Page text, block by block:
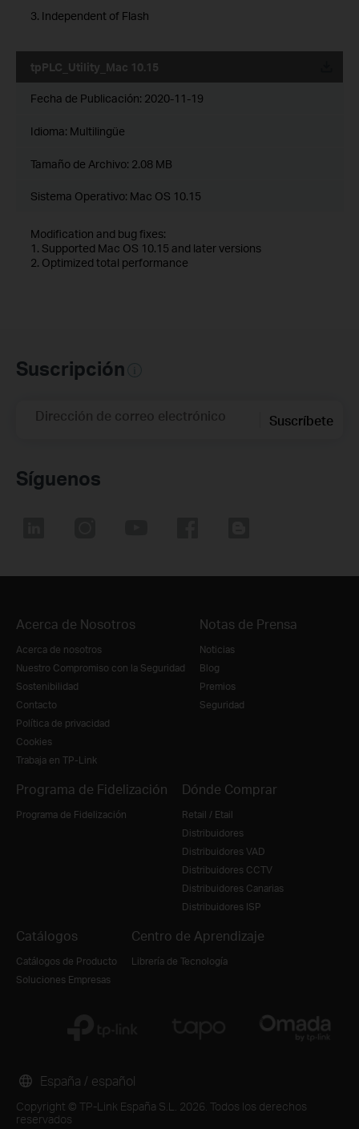
3. Independent of Flash
tpPLC_Utility_Mac 10.15
Fecha de Publicación: 2020-11-19
Idioma: Multilingüe
Tamaño de Archivo: 2.08 MB
Sistema Operativo: Mac OS 10.15
Modification and bug fixes:
1. Supported Mac OS 10.15 and later versions
2. Optimized total performance
Suscripción
Dirección de correo electrónico Suscríbete
Síguenos
Acerca de Nosotros
Acerca de nosotros
Nuestro Compromiso con la Seguridad
Sostenibilidad
Contacto
Política de privacidad
Cookies
Trabaja en TP-Link
Notas de Prensa
Noticias
Blog
Premios
Seguridad
Programa de Fidelización
Programa de Fidelización
Dónde Comprar
Retail / Etail
Distribuidores
Distribuidores VAD
Distribuidores CCTV
Distribuidores Canarias
Distribuidores ISP
Catálogos
Catálogos de Producto
Soluciones Empresas
Centro de Aprendizaje
Librería de Tecnología
Copyright © TP-Link España S.L. 2026. Todos los derechos
reservados
España / español